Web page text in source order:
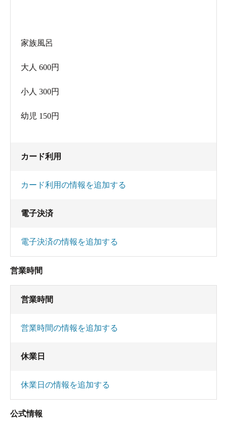
家族風呂
大人 600円
小人 300円
幼児 150円
カード利用
カード利用の情報を追加する
電子決済
電子決済の情報を追加する
営業時間
営業時間
営業時間の情報を追加する
休業日
休業日の情報を追加する
公式情報